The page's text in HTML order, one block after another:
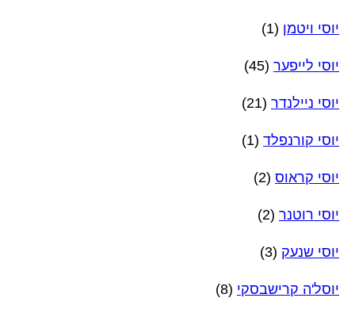
יוסי ויטמן (1)
יוסי לייפער (45)
יוסי ניילנדר (21)
יוסי קורנפלד (1)
יוסי קראוס (2)
יוסי רוטנר (2)
יוסי שנעק (3)
יוסל'ה קרישבסקי (8)